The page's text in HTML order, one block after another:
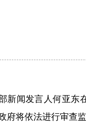
新闻发言人何亚东
府将依法进行审查